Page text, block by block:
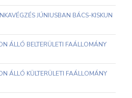
JÚNIUSBAN BÁCS-KISKUN
ÁLLÓ BELTERÜLETI FAÁLLOMÁNY
ÁLLÓ KÜLTERÜLETI FAÁLLOMÁNY